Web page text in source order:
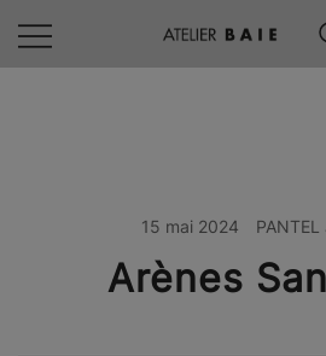
15 mai 2024
Arènes